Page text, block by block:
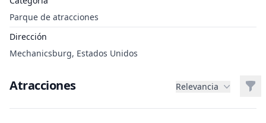
Parque de atracciones
Dirección
Mechanicsburg, Estados Unidos
Atracciones Relevancia